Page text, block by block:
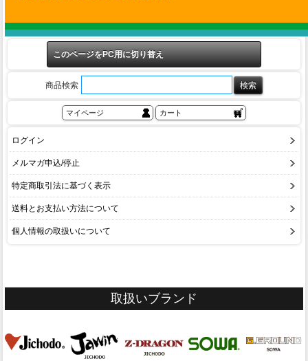
このページをPC用に切り替え
商品検索
マイページ カート
ログイン
メルマガ申込/停止
特定商取引法に基づく表示
送料とお支払い方法について
個人情報の取扱いについて
取扱いブランド